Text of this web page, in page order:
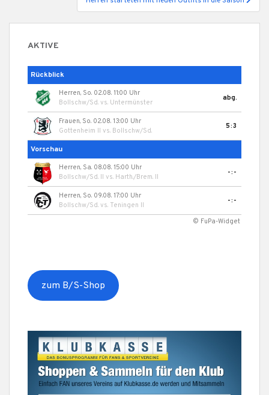
AKTIVE
Rückblick
Herren, So. 02.08. 11:00 Uhr
Bollschw/Sd. vs. Untermünster
abg.
Frauen, So. 02.08. 13:00 Uhr
Gottenheim II vs. Bollschw/Sd.
5:3
Vorschau
Herren, Sa. 08.08. 15:00 Uhr
Bollschw/Sd. II vs. Harth./Brem. II
-:-
Herren, So. 09.08. 17:00 Uhr
Bollschw/Sd. vs. Teningen II
-:-
© FuPa-Widget
zum B/S-Shop